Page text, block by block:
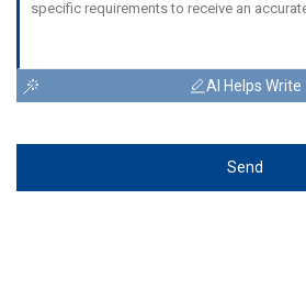
AI Helps Write
Send